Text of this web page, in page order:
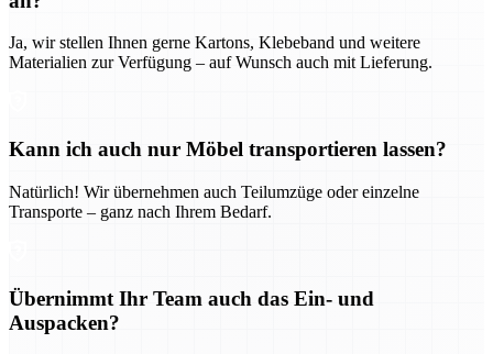
Ja, wir stellen Ihnen gerne Kartons, Klebeband und weitere
Materialien zur Verfügung – auf Wunsch auch mit Lieferung.
Kann ich auch nur Möbel transportieren lassen?
Natürlich! Wir übernehmen auch Teilumzüge oder einzelne
Transporte – ganz nach Ihrem Bedarf.
Übernimmt Ihr Team auch das Ein- und
Auspacken?